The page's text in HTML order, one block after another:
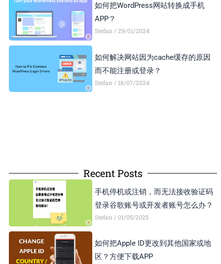
如何把WordPress网站转换成手机
APP？
Stefan 29/01/2024
如何解决网站因为cache缓存的原因
而不能注册或登录？
Stefan 18/07/2024
Recent Posts
手机停机或注销，而无法接收验证码
登录谷歌账号或开发者账号怎么办？
Stefan 01/05/2025
如何把Apple ID更改到其他国家或地
区？方便下载APP